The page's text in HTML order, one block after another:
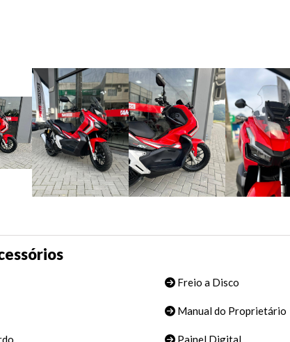
Freio a Disco
Manual do Proprietário
Painel Digital